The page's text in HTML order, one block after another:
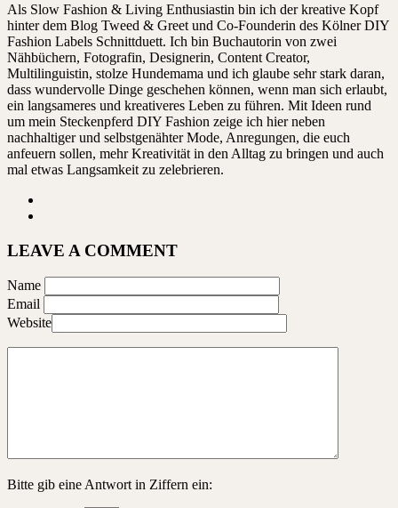
Als Slow Fashion & Living Enthusiastin bin ich der kreative Kopf
hinter dem Blog Tweed & Greet und Co-Founderin des Kölner DIY
Fashion Labels Schnittduett. Ich bin Buchautorin von zwei
Nähbüchern, Fotografin, Designerin, Content Creator,
Multilinguistin, stolze Hundemama und ich glaube sehr stark daran,
dass wundervolle Dinge geschehen können, wenn man sich erlaubt,
ein langsameres und kreativeres Leben zu führen. Mit Ideen rund
um mein Steckenpferd DIY Fashion zeige ich hier neben
nachhaltiger und selbstgenähter Mode, Anregungen, die euch
anfeuern sollen, mehr Kreativität in den Alltag zu bringen und auch
mal etwas Langsamkeit zu zelebrieren.
LEAVE A COMMENT
Name
Email
Website
Bitte gib eine Antwort in Ziffern ein: